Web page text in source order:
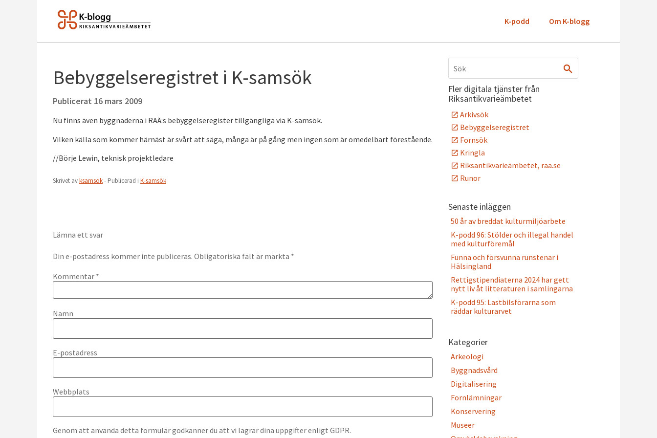
K-podd Om K-blogg
Bebyggelseregistret i K-samsök
Publicerat 16 mars 2009
Nu finns även byggnaderna i RAÄ:s bebyggelseregister tillgängliga via K-samsök.
Vilken källa som kommer härnäst är svårt att säga, många är på gång men ingen som är omedelbart förestående.
//Börje Lewin, teknisk projektledare
Skrivet avksamsok- Publicerad i K-samsök
Lämna ett svar
Din e-postadress kommer inte publiceras. Obligatoriska fält är märkta *
Kommentar *
Namn
E-postadress
Webbplats
Genom att använda detta formulär godkänner du att vi lagrar dina uppgifter enligt GDPR.
Fler digitala tjänster från
Riksantikvarieämbetet
Arkivsök
Bebyggelseregistret
Fornsök
Kringla
Riksantikvarieämbetet, raa.se
Runor
Senaste inläggen
50 år av breddat kulturmiljöarbete
K-podd 96: Stölder och illegal handel
med kulturföremål
Funna och försvunna runstenar i
Hälsingland
Rettigstipendiaterna 2024 har gett
nytt liv åt litteraturen i samlingarna
K-podd 95: Lastbilsförarna som
räddar kulturarvet
Kategorier
Arkeologi
Byggnadsvård
Digitalisering
Fornlämningar
Konservering
Museer